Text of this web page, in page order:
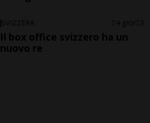
SVIZZERA 4 gior 3
Il box office svizzero ha un
nuovo re